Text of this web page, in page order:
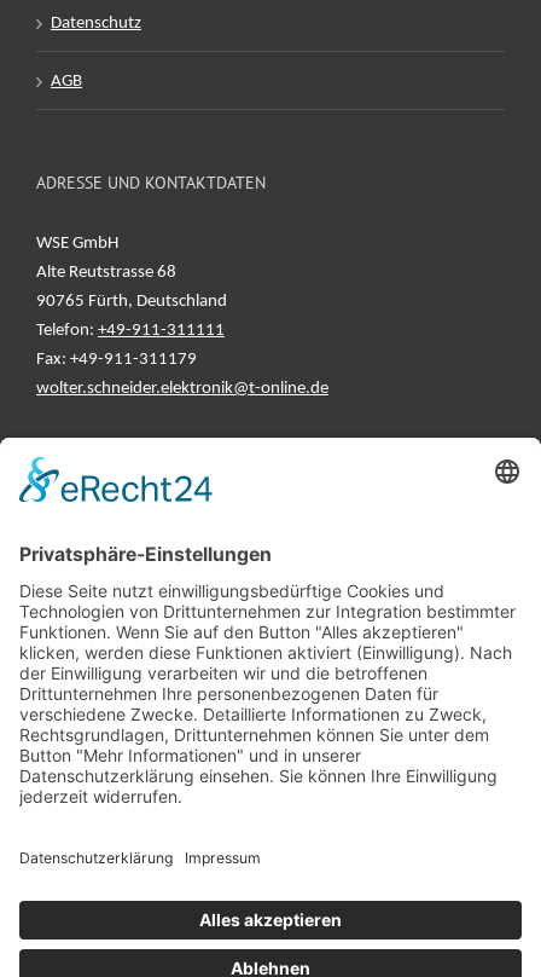
Datenschutz
AGB
ADRESSE UND KONTAKTDATEN
WSE GmbH
Alte Reutstrasse 68
90765 Fürth, Deutschland
Telefon: +49-911-311111
Fax: +49-911-311179
wolter.schneider.elektronik@t-online.de
INFORMATIONEN
Hersteller
Fehlerliste
Impressum
Datenschutzerklärung